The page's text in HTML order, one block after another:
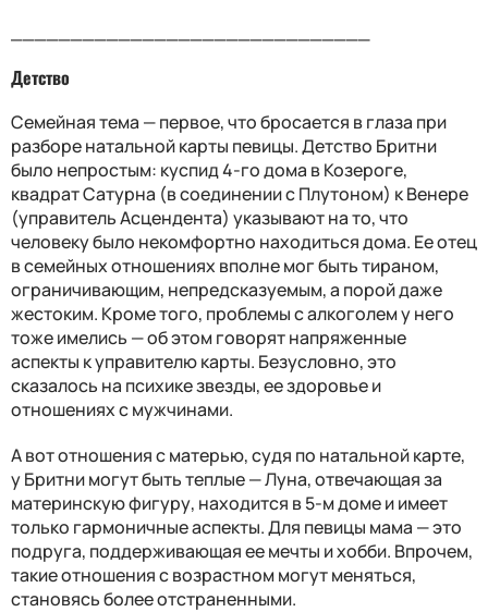
Детство
Семейная тема — первое, что бросается в глаза при
разборе натальной карты певицы. Детство Бритни
было непростым: куспид 4-го дома в Козероге,
квадрат Сатурна (в соединении с Плутоном) к Венере
(управитель Асцендента) указывают на то, что
человеку было некомфортно находиться дома. Ее отец
в семейных отношениях вполне мог быть тираном,
ограничивающим, непредсказуемым, а порой даже
жестоким. Кроме того, проблемы с алкоголем у него
тоже имелись — об этом говорят напряженные
аспекты к управителю карты. Безусловно, это
сказалось на психике звезды, ее здоровье и
отношениях с мужчинами.
А вот отношения с матерью, судя по натальной карте,
у Бритни могут быть теплые — Луна, отвечающая за
материнскую фигуру, находится в 5-м доме и имеет
только гармоничные аспекты. Для певицы мама — это
подруга, поддерживающая ее мечты и хобби. Впрочем,
такие отношения с возрастном могут меняться,
становясь более отстраненными.